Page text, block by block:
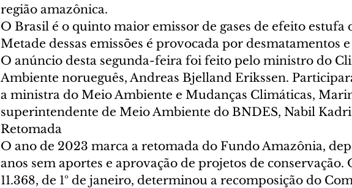
região amazônica.
O Brasil é o quinto maior emissor de gases de efeito estufa
Metade dessas emissões é provocada por desmatamentos
O anúncio desta segunda-feira foi feito pelo ministro do
Ambiente norueguês, Andreas Bjelland Erikssen.
a ministra do Meio Ambiente e Mudanças Climáticas,
superintendente de Meio Ambiente do BNDES, Nabil
Retomada
O ano de 2023 marca a retomada do Fundo Amazônia,
anos sem aportes e aprovação de projetos de conservação.
11.368, de 1º de janeiro, determinou a recomposição do